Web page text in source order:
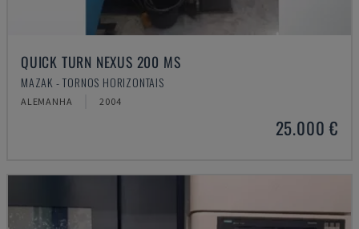
QUICK TURN NEXUS 200 MS
MAZAK - TORNOS HORIZONTAIS
ALEMANHA 2004
25.000 €